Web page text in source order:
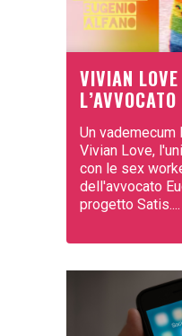
VIVIAN
Un
Vivian Love,
con le sex
dell'avvocato
progetto Satis....